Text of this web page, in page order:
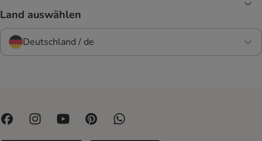
Land auswählen
Deutschland / de